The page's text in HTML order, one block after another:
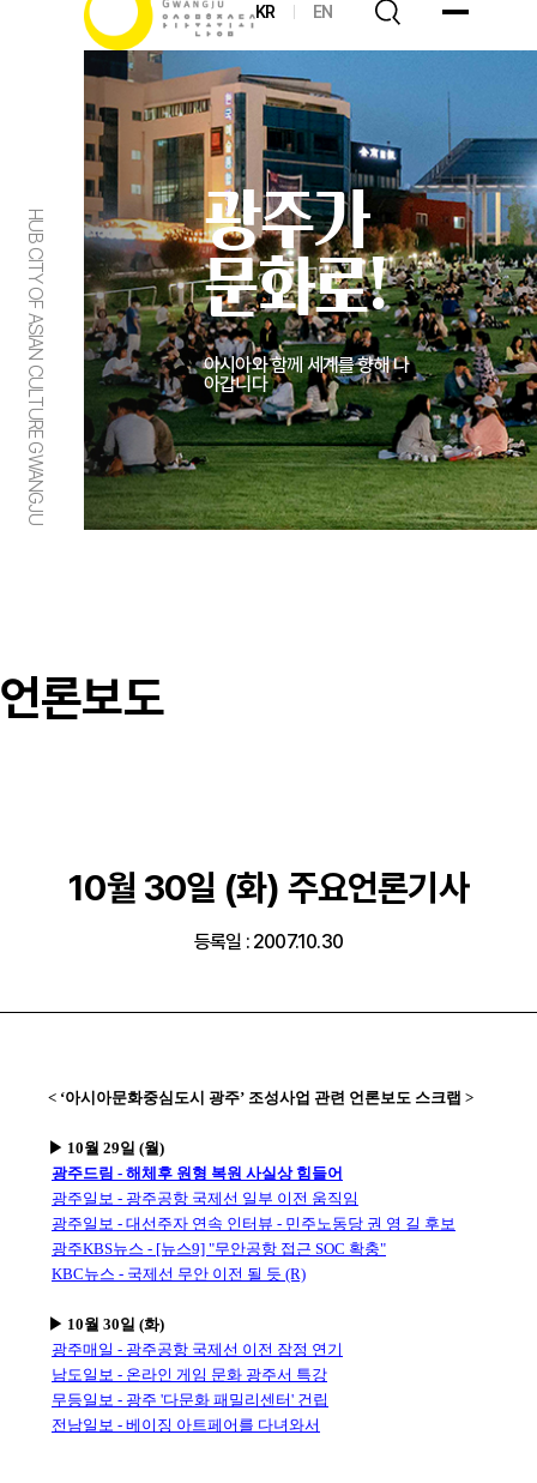
KR EN
HUB CITY OF ASIAN CULTURE GWANGJU
광주가
문화로!
아시아와 함께 세계를 향해 나
아갑니다
언론보도
10월 30일 (화) 주요언론기사
등록일 : 2007.10.30
< ‘아시아문화중심도시 광주’ 조성사업 관련 언론보도 스크랩 >
▶ 10월 29일 (월)
광주드림 - 해체후 원형 복원 사실상 힘들어
광주일보 - 광주공항 국제선 일부 이전 움직임
광주일보 - 대선주자 연속 인터뷰 - 민주노동당 권 영 길 후보
광주KBS뉴스 - [뉴스9] "무안공항 접근 SOC 확충"
KBC뉴스 - 국제선 무안 이전 될 듯 (R)
▶ 10월 30일 (화)
광주매일 - 광주공항 국제선 이전 잠정 연기
남도일보 - 온라인 게임 문화 광주서 특강
무등일보 - 광주 '다문화 패밀리센터' 건립
전남일보 - 베이징 아트페어를 다녀와서